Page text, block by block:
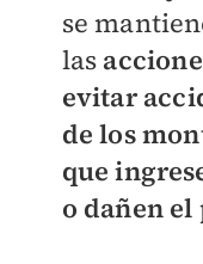
se
las
evitar
de los
que
o dañen